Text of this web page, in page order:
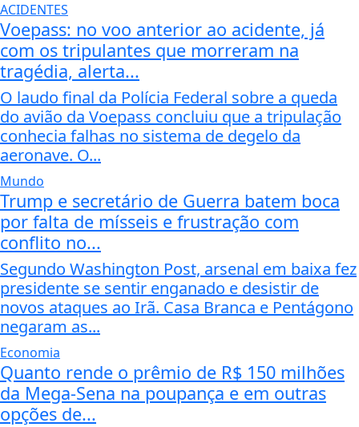
ACIDENTES
Voepass: no voo anterior ao acidente, já
com os tripulantes que morreram na
tragédia, alerta...
O laudo final da Polícia Federal sobre a queda
do avião da Voepass concluiu que a tripulação
conhecia falhas no sistema de degelo da
aeronave. O...
Mundo
Trump e secretário de Guerra batem boca
por falta de mísseis e frustração com
conflito no...
Segundo Washington Post, arsenal em baixa fez
presidente se sentir enganado e desistir de
novos ataques ao Irã. Casa Branca e Pentágono
negaram as...
Economia
Quanto rende o prêmio de R$ 150 milhões
da Mega-Sena na poupança e em outras
opções de...